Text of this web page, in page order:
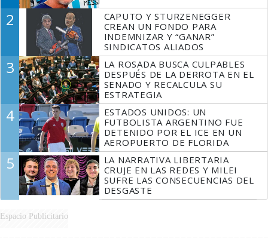
2
CAPUTO Y STURZENEGGER
CREAN UN FONDO PARA
INDEMNIZAR Y “GANAR”
SINDICATOS ALIADOS
3
LA ROSADA BUSCA CULPABLES
DESPUÉS DE LA DERROTA EN EL
SENADO Y RECALCULA SU
ESTRATEGIA
4
ESTADOS UNIDOS: UN
FUTBOLISTA ARGENTINO FUE
DETENIDO POR EL ICE EN UN
AEROPUERTO DE FLORIDA
5
LA NARRATIVA LIBERTARIA
CRUJE EN LAS REDES Y MILEI
SUFRE LAS CONSECUENCIAS DEL
DESGASTE
Espacio Publicitario